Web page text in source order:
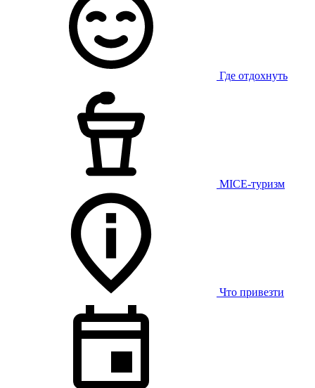
Где отдохнуть
MICE-туризм
Что привезти